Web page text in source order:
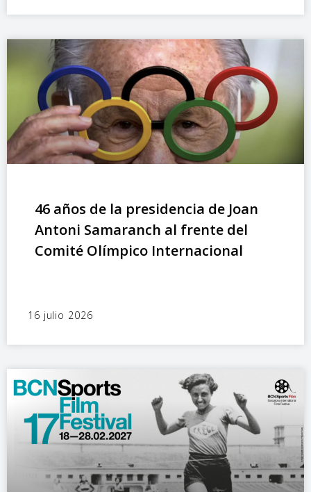
46 años de la presidencia de Joan
Antoni Samaranch al frente del
Comité Olímpico Internacional
16 julio 2026